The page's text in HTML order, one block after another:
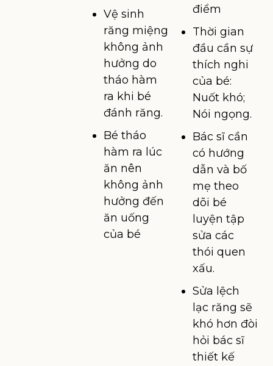
Vệ sinh
răng miệng
không ảnh
hưởng do
tháo hàm
ra khi bé
đánh răng.
Bé tháo
hàm ra lúc
ăn nên
không ảnh
hưởng đến
ăn uống
của bé
điểm
Thời gian
đầu cần sự
thích nghi
của bé:
Nuốt khó;
Nói ngọng.
Bác sĩ cần
có hướng
dẫn và bố
mẹ theo
dõi bé
luyện tập
sửa các
thói quen
xấu.
Sửa lệch
lạc răng sẽ
khó hơn đòi
hỏi bác sĩ
thiết kế